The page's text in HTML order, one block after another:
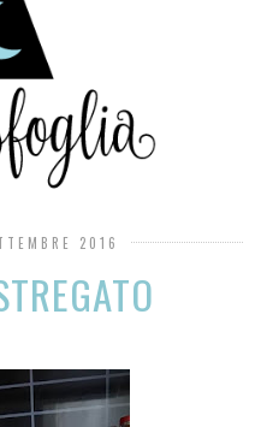
2016